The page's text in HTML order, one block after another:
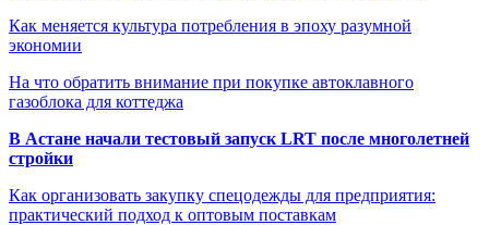
Как меняется культура потребления в эпоху разумной
экономии
На что обратить внимание при покупке автоклавного
газоблока для коттеджа
В Астане начали тестовый запуск LRT после многолетней
стройки
Как организовать закупку спецодежды для предприятия:
практический подход к оптовым поставкам